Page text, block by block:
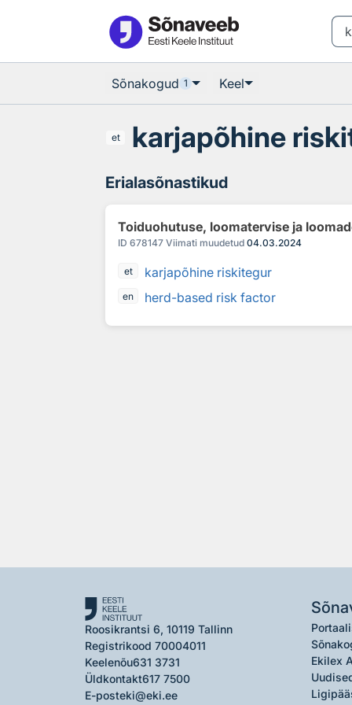
Sõnakogud 1 Keel
et karjapõhine
Erialasõnastikud
Toiduohutuse, loomatervise ja
ID 678147 Viimati muudetud 04.03.2024
et karjapõhine riskitegur
en herd-based risk factor
Roosikrantsi 6, 10119 Tallinn
Registrikood 70004011
Keelenõu631 3731
Üldkontakt617 7500
E-posteki@eki.ee
Ekilex